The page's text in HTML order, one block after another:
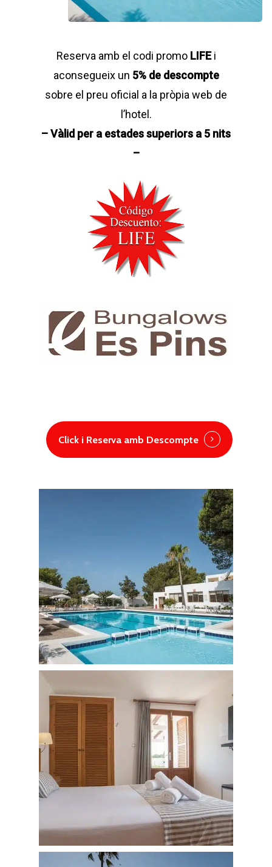
Reserva amb el codi promo LIFEi
aconsegueix un 5% de descompte
sobre el preu oficial a la pròpia web de
l’hotel.
– Vàlid per a estades superiors a 5 nits
–
Click i Reserva amb Descompte